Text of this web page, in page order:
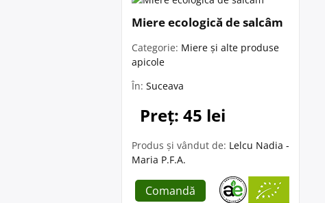
Miere ecologică de salcâm
Categorie: Miere și alte produse
apicole
În: Suceava
Preț: 45 lei
Produs și vândut de: Lelcu Nadia -
Maria P.F.A.
Comandă